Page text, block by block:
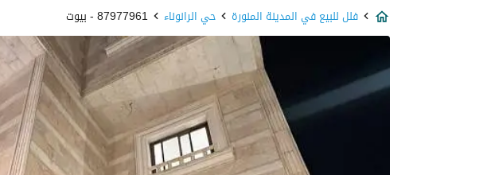
فلل للبيع في المدينة المنورة حي الرانوناء 87977961 - بيوت